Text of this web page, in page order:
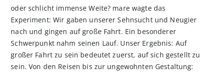
oder schlicht immense Weite? mare wagte das
Experiment: Wir gaben unserer Sehnsucht und Neugier
nach und gingen auf große Fahrt. Ein besonderer
Schwerpunkt nahm seinen Lauf. Unser Ergebnis: Auf
großer Fahrt zu sein bedeutet zuerst, auf sich gestellt zu
sein. Von den Reisen bis zur ungewohnten Gestaltung: